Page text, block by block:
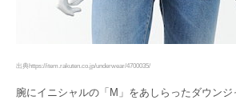
出典https://item.rakuten.co.jp/underwear/4700035/
腕にイニシャルの「M」をあしらったダウンジ